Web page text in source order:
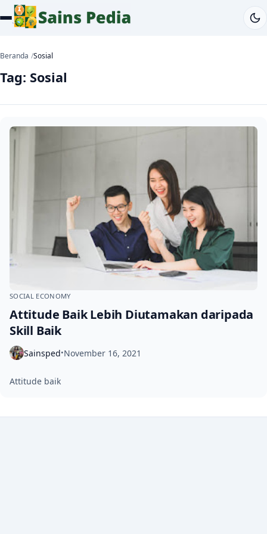
Beranda Sosial
Tag: Sosial
SOCIAL ECONOMY
Attitude Baik Lebih Diutamakan daripada
Skill Baik
Sainsped•November 16, 2021
Attitude baik